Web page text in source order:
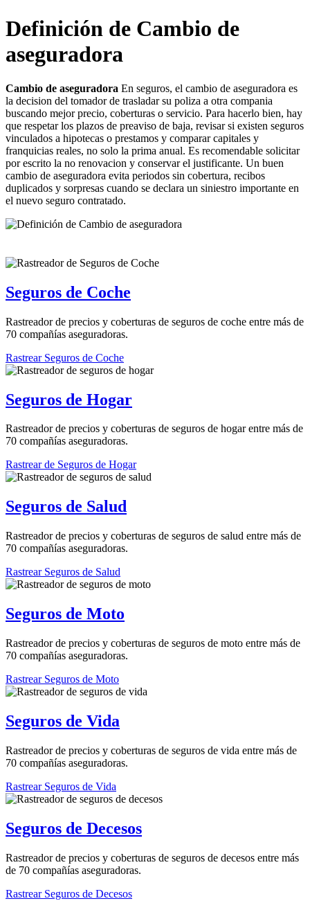
Definición de Cambio de
aseguradora
Cambio de aseguradora En seguros, el cambio de aseguradora es
la decision del tomador de trasladar su poliza a otra compania
buscando mejor precio, coberturas o servicio. Para hacerlo bien, hay
que respetar los plazos de preaviso de baja, revisar si existen seguros
vinculados a hipotecas o prestamos y comparar capitales y
franquicias reales, no solo la prima anual. Es recomendable solicitar
por escrito la no renovacion y conservar el justificante. Un buen
cambio de aseguradora evita periodos sin cobertura, recibos
duplicados y sorpresas cuando se declara un siniestro importante en
el nuevo seguro contratado.
Seguros de Coche
Rastreador de precios y coberturas de seguros de coche entre más de
70 compañías aseguradoras.
Rastrear Seguros de Coche
Seguros de Hogar
Rastreador de precios y coberturas de seguros de hogar entre más de
70 compañías aseguradoras.
Rastrear de Seguros de Hogar
Seguros de Salud
Rastreador de precios y coberturas de seguros de salud entre más de
70 compañías aseguradoras.
Rastrear Seguros de Salud
Seguros de Moto
Rastreador de precios y coberturas de seguros de moto entre más de
70 compañías aseguradoras.
Rastrear Seguros de Moto
Seguros de Vida
Rastreador de precios y coberturas de seguros de vida entre más de
70 compañías aseguradoras.
Rastrear Seguros de Vida
Seguros de Decesos
Rastreador de precios y coberturas de seguros de decesos entre más
de 70 compañías aseguradoras.
Rastrear Seguros de Decesos